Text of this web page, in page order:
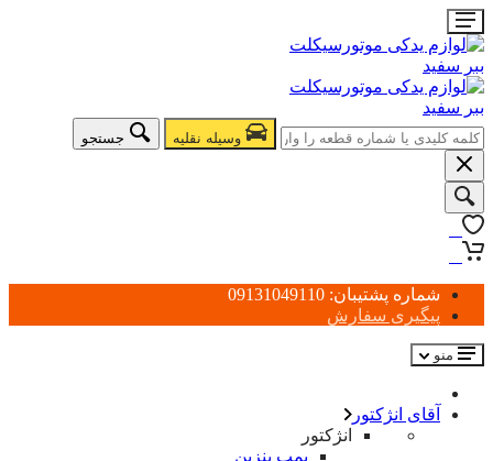
وسیله نقلیه جستجو
شماره پشتیبان: 09131049110
پیگیری سفارش
منو
آقای انژکتور
انژکتور
پمپ بنزین